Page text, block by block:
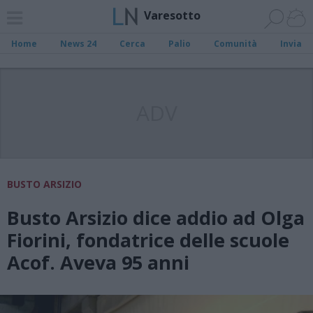
Varesotto
Home News 24 Cerca Palio Comunità Invia
BUSTO ARSIZIO
Busto Arsizio dice addio ad Olga
Fiorini, fondatrice delle scuole
Acof. Aveva 95 anni